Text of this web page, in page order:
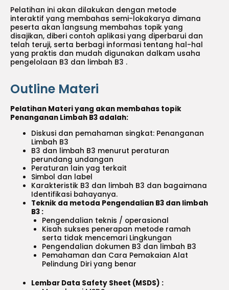
Pelatihan ini akan dilakukan dengan metode
interaktif yang membahas semi-lokakarya dimana
peserta akan langsung membahas topik yang
disajikan, diberi contoh aplikasi yang diperbarui dan
telah teruji, serta berbagi informasi tentang hal-hal
yang praktis dan mudah digunakan dalkam usaha
pengelolaan B3 dan limbah B3 .
Outline Materi
Pelatihan Materi yang akan membahas topik
Penanganan Limbah B3 adalah:
Diskusi dan pemahaman singkat: Penanganan
Limbah B3
B3 dan limbah B3 menurut peraturan
perundang undangan
Peraturan lain yag terkait
Simbol dan label
Karakteristik B3 dan limbah B3 dan bagaimana
Identifikasi bahayanya.
Teknik da metoda Pengendalian B3 dan limbah
B3 :
Pengendalian teknis / operasional
Kisah sukses penerapan metode ramah
serta tidak mencemari Lingkungan
Pengendalian dokumen B3 dan limbah B3
Pemahaman dan Cara Pemakaian Alat
Pelindung Diri yang benar
Lembar Data Safety Sheet (MSDS) :